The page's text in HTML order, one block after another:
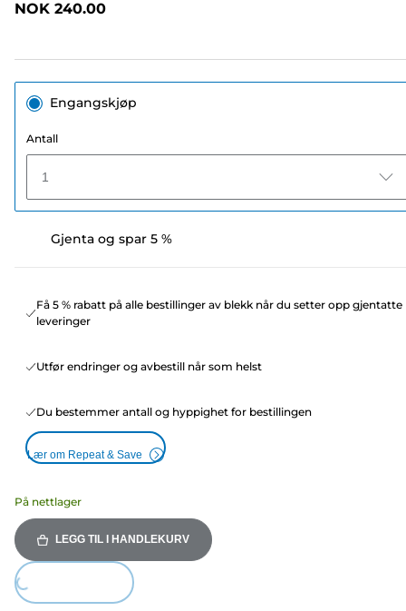
NOK 240.00
Engangskjøp
Antall
1
Gjenta og spar 5 %
Få 5 % rabatt på alle bestillinger av blekk når du setter opp gjentatte
leveringer
Utfør endringer og avbestill når som helst
Du bestemmer antall og hyppighet for bestillingen
Lær om Repeat & Save
På nettlager
LEGG TIL I HANDLEKURV